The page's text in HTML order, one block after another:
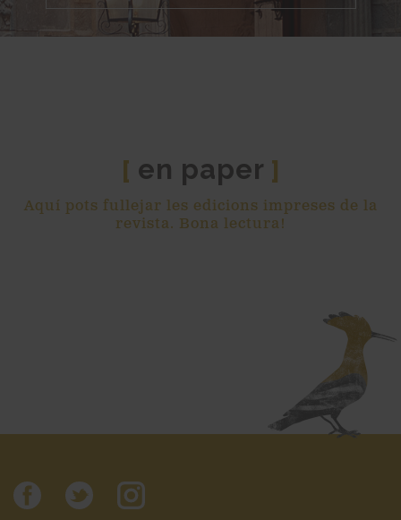
[ en paper ]
Aquí pots fullejar les edicions impreses de la
revista. Bona lectura!